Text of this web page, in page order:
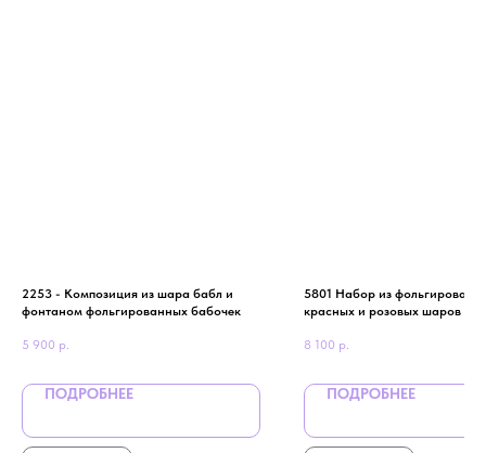
2253 - Композиция из шара бабл и
фонтаном фольгированных бабочек
5 900 р.
ПОДРОБНЕЕ
5801 Набор из
красных и розовых шаров
8 100 р.
ПОДРОБНЕЕ